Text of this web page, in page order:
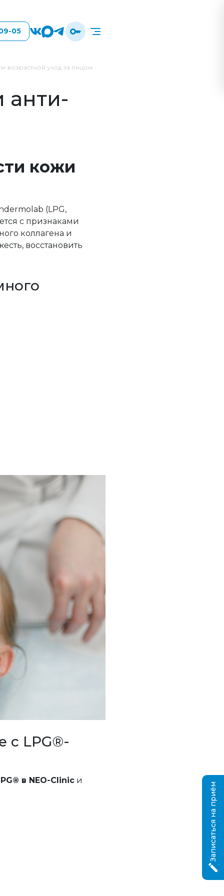
05
возрастной уход за лицом
анти-
кожи
(LPG,
с признаками
коллагена и
восстановить
с LPG®-
в NEO-Clinic и
Записаться на приём